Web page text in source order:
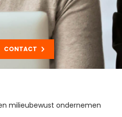
CONTACT
milieubewust ondernemen